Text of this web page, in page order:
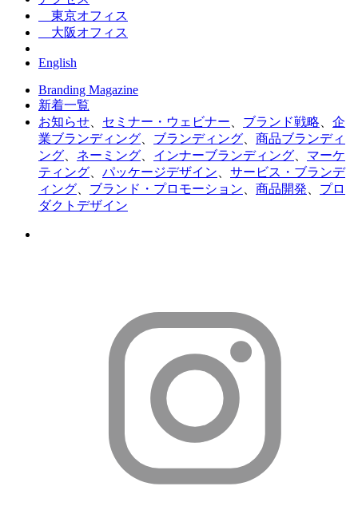
東京オフィス
大阪オフィス
English
Branding Magazine
新着一覧
お知らせ
セミナー・ウェビナー ブランド戦略
企
業ブランディング
ブランディング
商品ブランディ
ング
ネーミング インナーブランディング
マーケ
ティング
パッケージデザイン
サービス・ブランデ
ィング
ブランド・プロモーション 商品開発
プロ
ダクトデザイン